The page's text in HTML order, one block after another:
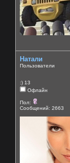
Натали
Пользователи
:) 13
Офлайн
Пол:
Сообщений: 2663